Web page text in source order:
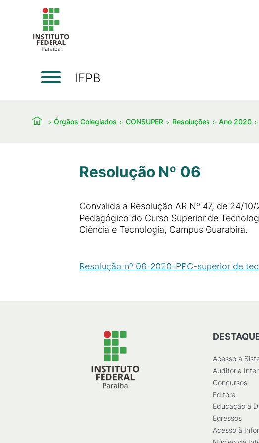
IFPB
Órgãos Colegiados CONSUPER Resoluções Ano 2020
Resolução Nº 06
Convalida a Resolução AR Nº 47, de 24/
Pedagógico do Curso Superior de
Ciência e Tecnologia, Campus Guarabira.
Resolução nº 06-2020-PPC-superior de
Acesso a
Auditoria
Concursos
Editora
Educação a
Egressos
Acesso à